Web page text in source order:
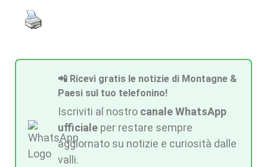
📲 Ricevi gratis le notizie di Montagne &
Paesi sul tuo telefonino!
Iscriviti al nostro canale WhatsApp
ufficiale per restare sempre
aggiornato su notizie e curiosità dalle
valli.